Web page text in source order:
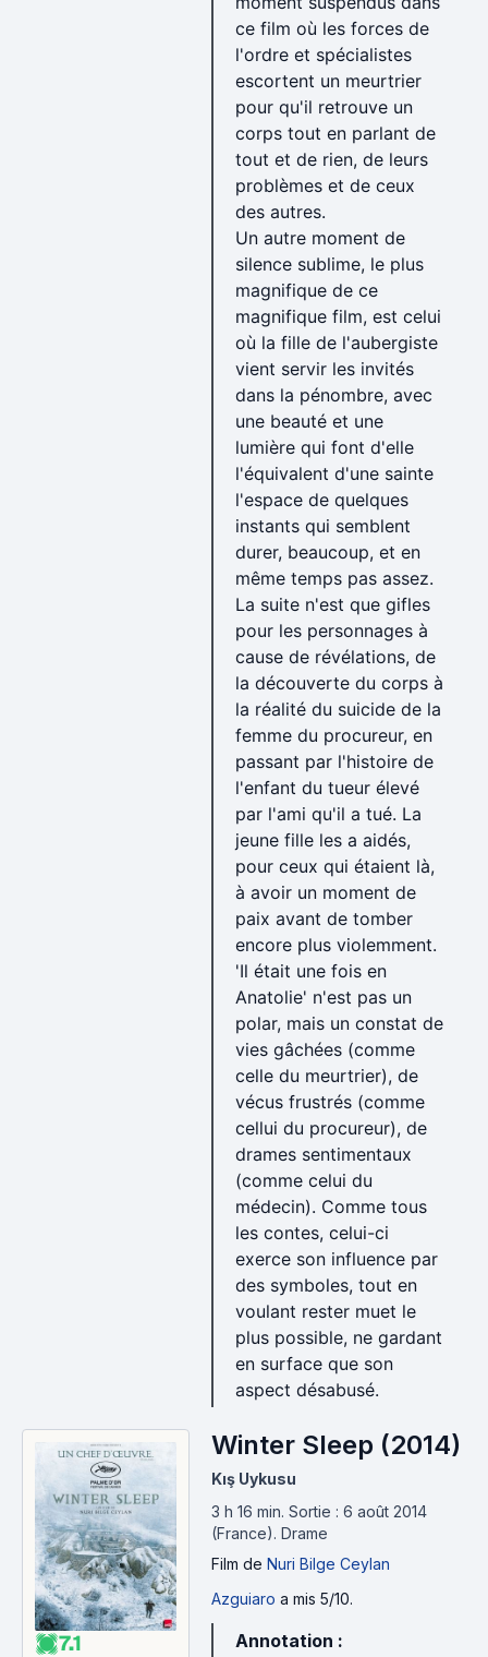
ce film où les forces de
l'ordre et spécialistes
escortent un meurtrier
pour qu'il retrouve un
corps tout en parlant de
tout et de rien, de leurs
problèmes et de ceux
des autres.
Un autre moment de
silence sublime, le plus
magnifique de ce
magnifique film, est celui
où la fille de l'aubergiste
vient servir les invités
dans la pénombre, avec
une beauté et une
lumière qui font d'elle
l'équivalent d'une sainte
l'espace de quelques
instants qui semblent
durer, beaucoup, et en
même temps pas assez.
La suite n'est que gifles
pour les personnages à
cause de révélations, de
la découverte du corps à
la réalité du suicide de la
femme du procureur, en
passant par l'histoire de
l'enfant du tueur élevé
par l'ami qu'il a tué. La
jeune fille les a aidés,
pour ceux qui étaient là,
à avoir un moment de
paix avant de tomber
encore plus violemment.
'Il était une fois en
Anatolie' n'est pas un
polar, mais un constat de
vies gâchées (comme
celle du meurtrier), de
vécus frustrés (comme
cellui du procureur), de
drames sentimentaux
(comme celui du
médecin). Comme tous
les contes, celui-ci
exerce son influence par
des symboles, tout en
voulant rester muet le
plus possible, ne gardant
en surface que son
aspect désabusé.
7.1
Winter Sleep (2014)
Kış Uykusu
3 h 16 min. Sortie : 6 août 2014
(France). Drame
Film de Nuri Bilge Ceylan
Azguiaro a mis 5/10.
Annotation :